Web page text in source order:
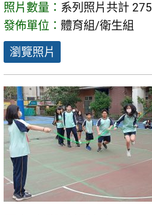
照片數量： 系列照片共計
發佈單位： 體育組/衛生組
瀏覽照片